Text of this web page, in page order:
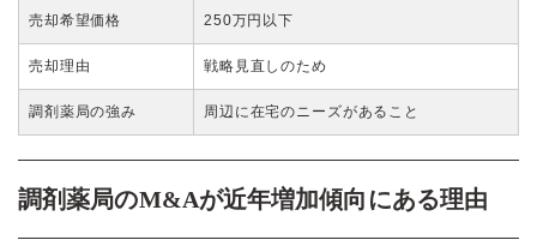
売却希望価格 250万円以下
売却理由 戦略見直しのため
調剤薬局の強み 周辺に在宅のニーズがあること
調剤薬局のM&Aが近年増加傾向にある理由